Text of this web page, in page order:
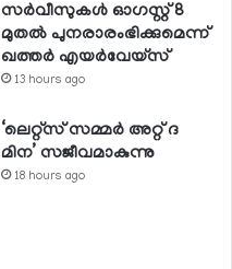
സര്‍വീസുകള്‍ ഓഗസ്റ്റ് 8
മുതല്‍ പുനരാരംഭിക്കുമെന്ന്
ഖത്തര്‍ എയര്‍വേയ്സ്
13 hours ago
‘ലെറ്റ്‌സ് സമ്മര്‍ അറ്റ് ദ
മിന’ സജീവമാകുന്നു
18 hours ago